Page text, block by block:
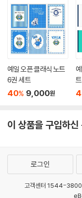
예일 오픈 클래식 노트
6권 세트
40% 9,000원
이 상품을 구입하
로그인
고객센터 1544-3800